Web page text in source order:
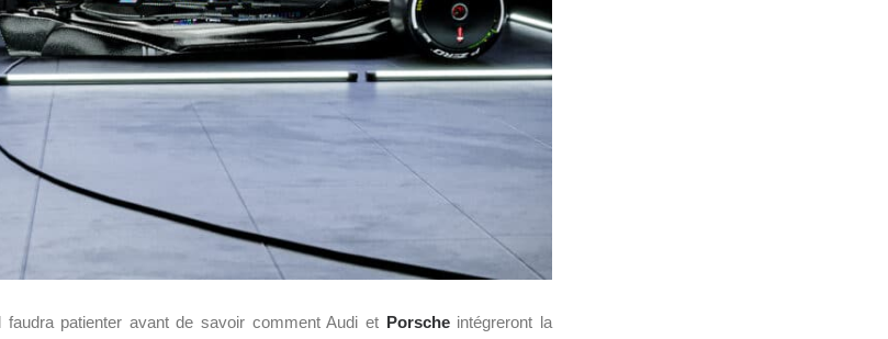
patienter avant de savoir comment Audi et Porscheintégreront la